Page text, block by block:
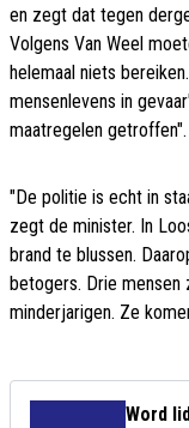
en zegt dat tegen
Volgens Van Weel
helemaal niets
mensenlevens in
maatregelen getroffen".
"De politie is echt in
zegt de minister. In
brand te blussen.
betogers. Drie mensen
minderjarigen. Ze
Word